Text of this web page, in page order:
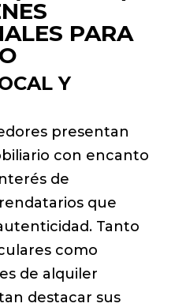
PARA
Y
presentan
con encanto
de
que
Tanto
como
de alquiler
destacar sus